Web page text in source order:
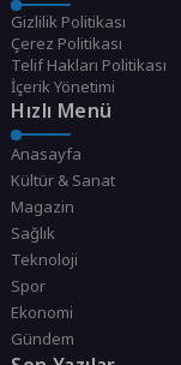
Gizlilik Politikası
Çerez Politikası
Telif Hakları Politikası
İçerik Yönetimi
Hızlı Menü
Anasayfa
Kültür & Sanat
Magazin
Sağlık
Teknoloji
Spor
Ekonomi
Gündem